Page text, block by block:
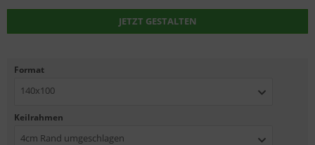
JETZT GESTALTEN
Format
140x100
Keilrahmen
4cm Rand umgeschlagen